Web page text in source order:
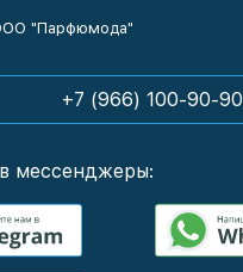
"Парфюмода"
+7 (966) 100-90-90
мессенджеры: